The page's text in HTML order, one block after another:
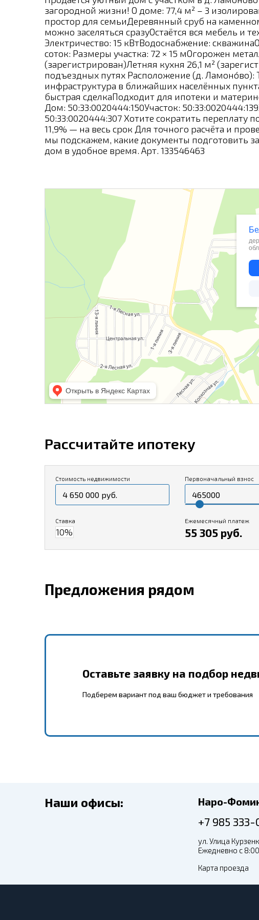
загородной жизни! О доме: 77,4 м² – 3
простор для семьиДеревянный сруб на
можно заселяться сразуОстаётся вся мебель
Электричество: 15 кВтВодоснабжение:
соток: Размеры участка: 72 × 15 мОгорожен
(зарегистрирован)Летняя кухня 26,1 м²
подъездных путях Расположение (д. Ламоно́во):
инфраструктура в ближайших населённых
быстрая сделкаПодходит для ипотеки и
Дом: 50:33:0020444:150Участок:
50:33:0020444:307 Хотите сократить переплату
11,9% — на весь срок Для точного расчёта и
мы подскажем, какие документы подготовить
дом в удобное время. Арт. 133546463
Рассчитайте ипотеку
Стоимость недвижимости Первоначальный взнос
Ставка Ежемесячный платеж
55 305 руб.
Предложения рядом
Оставьте заявку на подбор
Подберем вариант под ваш бюджет и требования
Наши офисы: Наро-
+7 985
ул. Улица
Ежедневно с
Карта проезда